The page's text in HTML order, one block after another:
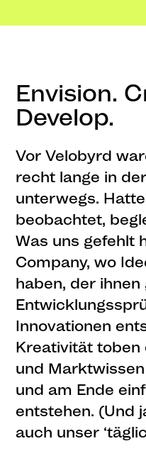
Envision.
Develop.
Vor Velobyrd
recht lange in
unterwegs.
beobachtet,
Was uns gefehlt
Company, wo
haben, der
Innovationen
Kreativität toben
und
und am Ende
entstehen. (Und
auch unser